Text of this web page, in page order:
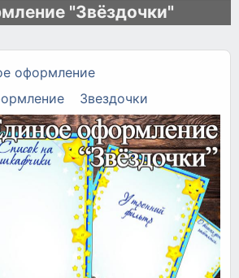
"Звёздочки"
оформление
Звездочки